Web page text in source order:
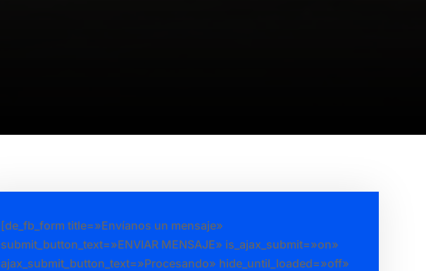
[de_fb_form title=»Envíanos un mensaje»
submit_button_text=»ENVIAR MENSAJE» is_ajax_submit=»on»
ajax_submit_button_text=»Procesando» hide_until_loaded=»off»